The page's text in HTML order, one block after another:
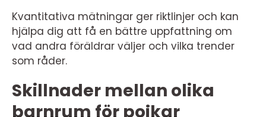
Kvantitativa mätningar ger riktlinjer och kan
hjälpa dig att få en bättre uppfattning om
vad andra föräldrar väljer och vilka trender
som råder.
Skillnader mellan olika
barnrum för pojkar